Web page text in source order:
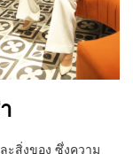
ะสิ่งของ ซึ่งความ